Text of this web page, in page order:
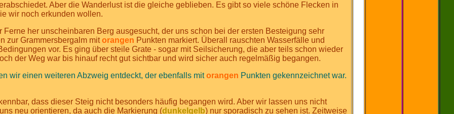
Aber die Wanderlust ist die gleiche geblieben. Es gibt so viele schöne Flecken in
wir noch erkunden wollen.
her unscheinbaren Berg ausgesucht, der uns schon bei der ersten Besteigung sehr
zur Grammersbergalm mitorangen Punkten markiert. Überall rauschten Wasserfälle und
vor. Es ging über steile Grate - sogar mit Seilsicherung, die aber teils schon wieder
der Weg war bis hinauf recht gut sichtbar und wird sicher auch regelmäßig begangen.
wir einen weiteren Abzweig entdeckt, der ebenfalls mitorangen Punkten gekennzeichnet war.
dass dieser Steig nicht besonders häufig begangen wird. Aber wir lassen uns nicht
neu orientieren, da auch die Markierung (dunkelgelb) nur sporadisch zu sehen ist. Zeitweise